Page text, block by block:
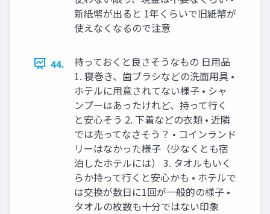
新紙幣が出ると 1年くらいで旧紙幣が
使えなくなるので注意
44.
持っておくと良さそうなもの 日用品
1. 寝巻き、歯ブラシなどの洗面用具 •
ホテルに用意されてない様子 • シャ
ンプーはあったけれど、持って行く
と安心そう 2. 下着などの衣類 • 近隣
では売ってなさそう？ • コインランド
リーはなかった様子（少なくとも宿
泊したホテルには） 3. タオルもいく
らか持って行くと安心かも • ホテルで
は交換が数日に1回が一般的の様子 •
タオルの枚数も十分ではない印象